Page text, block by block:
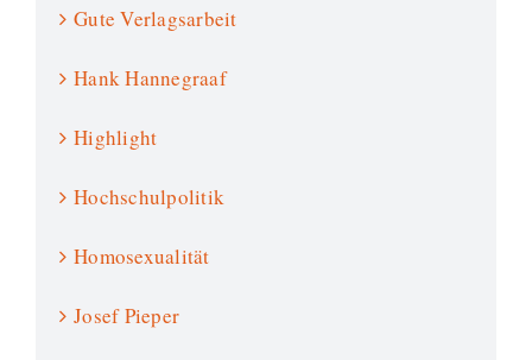
Gute Verlagsarbeit
Hank Hannegraaf
Highlight
Hochschulpolitik
Homosexualität
Josef Pieper